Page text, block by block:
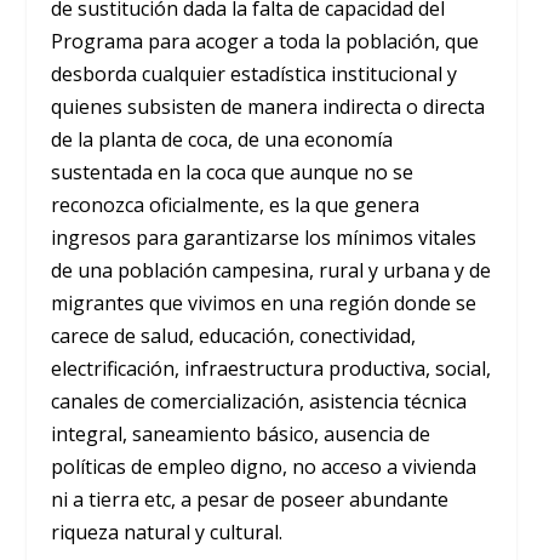
de sustitución dada la falta de capacidad del
Programa para acoger a toda la población, que
desborda cualquier estadística institucional y
quienes subsisten de manera indirecta o directa
de la planta de coca, de una economía
sustentada en la coca que aunque no se
reconozca oficialmente, es la que genera
ingresos para garantizarse los mínimos vitales
de una población campesina, rural y urbana y de
migrantes que vivimos en una región donde se
carece de salud, educación, conectividad,
electrificación, infraestructura productiva, social,
canales de comercialización, asistencia técnica
integral, saneamiento básico, ausencia de
políticas de empleo digno, no acceso a vivienda
ni a tierra etc, a pesar de poseer abundante
riqueza natural y cultural.